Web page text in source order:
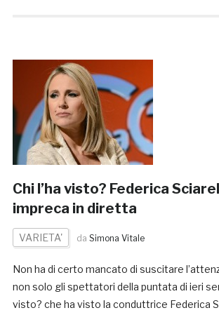
Chi l’ha visto? Federica
impreca in diretta
VARIETA' da Simona Vitale
Non ha di certo mancato di suscitare
non solo gli spettatori della puntata di ieri
visto? che ha visto la conduttrice Federica